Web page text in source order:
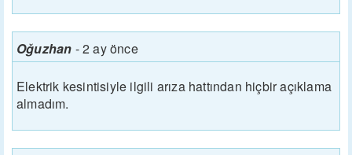
Oğuzhan -2 ay önce
Elektrik kesintisiyle ilgili arıza hattından hiçbir açıklama
almadım.